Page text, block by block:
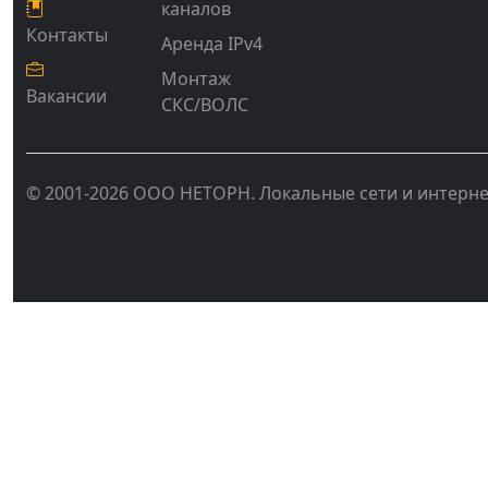
Контакты
Вакансии
каналов
Аренда IPv4
Монтаж
СКС/ВОЛС
© 2001-2026 ООО НЕТОРН. Локальные сети и